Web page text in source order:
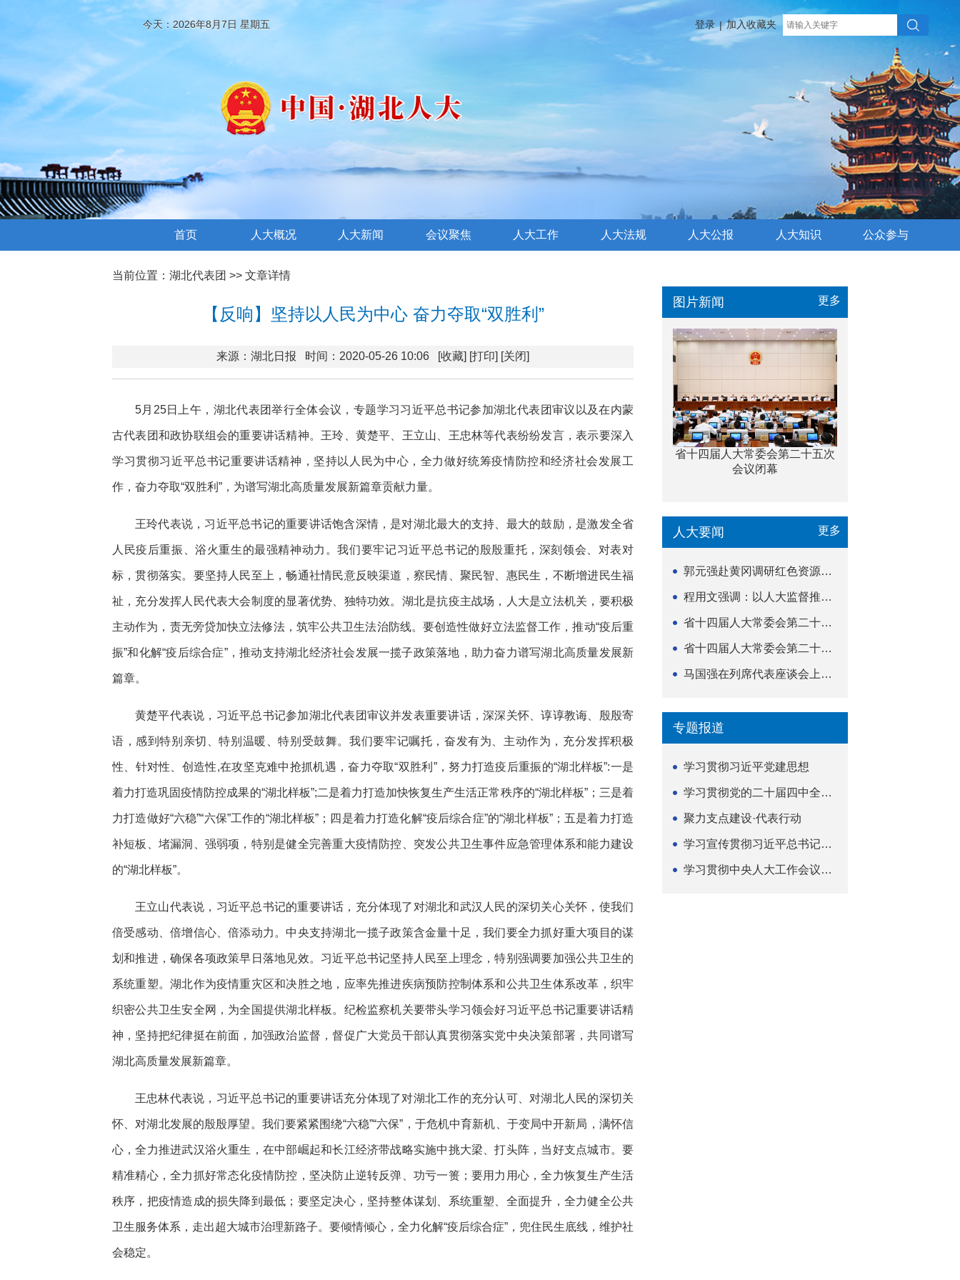
今天：2026年8月7日 星期五 登录 | 加入收藏夹
首页 人大概况 人大新闻 会议聚焦 人大工作 人大法规 人大公报 人大知识 公众参与
当前位置： 湖北代表团 >> 文章详情
【反响】坚持以人民为中心 奋力夺取“双胜利”
来源：湖北日报 时间：2020-05-26 10:06 [收藏] [打印] [关闭]
5月25日上午，湖北代表团举行全体会议，专题学习习近平总书记参加湖北代表团审议以及在内蒙
古代表团和政协联组会的重要讲话精神。王玲、黄楚平、王立山、王忠林等代表纷纷发言，表示要深入
学习贯彻习近平总书记重要讲话精神，坚持以人民为中心，全力做好统筹疫情防控和经济社会发展工
作，奋力夺取“双胜利”，为谱写湖北高质量发展新篇章贡献力量。
王玲代表说，习近平总书记的重要讲话饱含深情，是对湖北最大的支持、最大的鼓励，是激发全省
人民疫后重振、浴火重生的最强精神动力。我们要牢记习近平总书记的殷殷重托，深刻领会、对表对
标，贯彻落实。要坚持人民至上，畅通社情民意反映渠道，察民情、聚民智、惠民生，不断增进民生福
祉，充分发挥人民代表大会制度的显著优势、独特功效。湖北是抗疫主战场，人大是立法机关，要积极
主动作为，责无旁贷加快立法修法，筑牢公共卫生法治防线。要创造性做好立法监督工作，推动“疫后重
振”和化解“疫后综合症”，推动支持湖北经济社会发展一揽子政策落地，助力奋力谱写湖北高质量发展新
篇章。
黄楚平代表说，习近平总书记参加湖北代表团审议并发表重要讲话，深深关怀、谆谆教诲、殷殷寄
语，感到特别亲切、特别温暖、特别受鼓舞。我们要牢记嘱托，奋发有为、主动作为，充分发挥积极
性、针对性、创造性,在攻坚克难中抢抓机遇，奋力夺取“双胜利”，努力打造疫后重振的“湖北样板”:一是
着力打造巩固疫情防控成果的“湖北样板”;二是着力打造加快恢复生产生活正常秩序的“湖北样板”；三是着
力打造做好“六稳”“六保”工作的“湖北样板”；四是着力打造化解“疫后综合症”的“湖北样板”；五是着力打造
补短板、堵漏洞、强弱项，特别是健全完善重大疫情防控、突发公共卫生事件应急管理体系和能力建设
的“湖北样板”。
王立山代表说，习近平总书记的重要讲话，充分体现了对湖北和武汉人民的深切关心关怀，使我们
倍受感动、倍增信心、倍添动力。中央支持湖北一揽子政策含金量十足，我们要全力抓好重大项目的谋
划和推进，确保各项政策早日落地见效。习近平总书记坚持人民至上理念，特别强调要加强公共卫生的
系统重塑。湖北作为疫情重灾区和决胜之地，应率先推进疾病预防控制体系和公共卫生体系改革，织牢
织密公共卫生安全网，为全国提供湖北样板。纪检监察机关要带头学习领会好习近平总书记重要讲话精
神，坚持把纪律挺在前面，加强政治监督，督促广大党员干部认真贯彻落实党中央决策部署，共同谱写
湖北高质量发展新篇章。
王忠林代表说，习近平总书记的重要讲话充分体现了对湖北工作的充分认可、对湖北人民的深切关
怀、对湖北发展的殷殷厚望。我们要紧紧围绕“六稳”“六保”，于危机中育新机、于变局中开新局，满怀信
心，全力推进武汉浴火重生，在中部崛起和长江经济带战略实施中挑大梁、打头阵，当好支点城市。要
精准精心，全力抓好常态化疫情防控，坚决防止逆转反弹、功亏一篑；要用力用心，全力恢复生产生活
秩序，把疫情造成的损失降到最低；要坚定决心，坚持整体谋划、系统重塑、全面提升，全力健全公共
卫生服务体系，走出超大城市治理新路子。要倾情倾心，全力化解“疫后综合症”，兜住民生底线，维护社
会稳定。
图片新闻 更多
省十四届人大常委会第二十五次
会议闭幕
人大要闻 更多
郭元强赴黄冈调研红色资源保护传承立法等工作
程用文强调：以人大监督推动科技金融高质量发展
省十四届人大常委会第二十五次会议闭幕
省十四届人大常委会第二十五次会议举行
马国强在列席代表座谈会上强调 以精准履职筑牢荆楚...
专题报道
学习贯彻习近平党建思想
学习贯彻党的二十届四中全会精神
聚力支点建设·代表行动
学习宣传贯彻习近平总书记关于坚持
学习贯彻中央人大工作会议精神